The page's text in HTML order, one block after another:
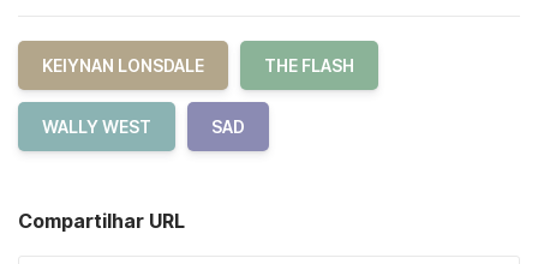
KEIYNAN LONSDALE THE FLASH
WALLY WEST SAD
Compartilhar URL